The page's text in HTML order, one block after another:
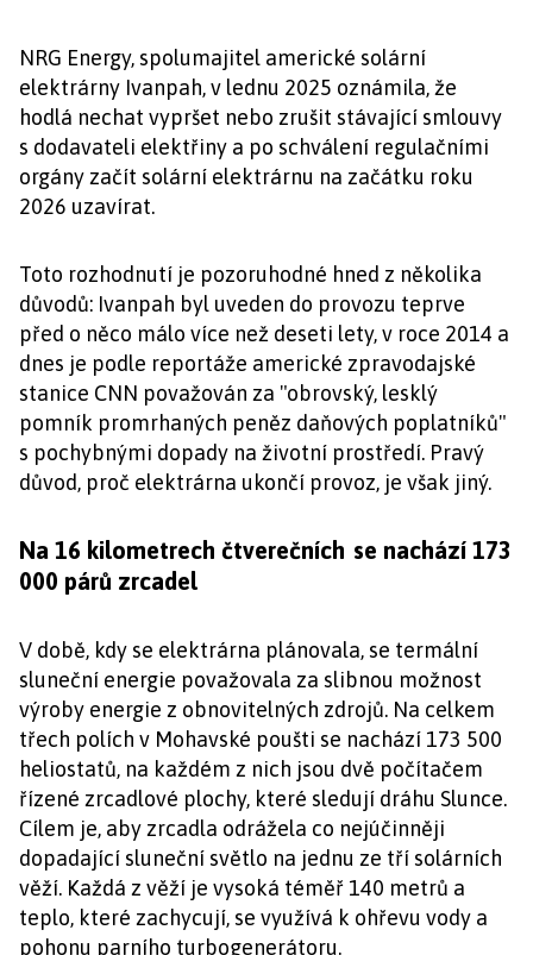
NRG Energy, spolumajitel americké solární
elektrárny Ivanpah, v lednu 2025 oznámila, že
hodlá nechat vypršet nebo zrušit stávající smlouvy
s dodavateli elektřiny a po schválení regulačními
orgány začít solární elektrárnu na začátku roku
2026 uzavírat.
Toto rozhodnutí je pozoruhodné hned z několika
důvodů: Ivanpah byl uveden do provozu teprve
před o něco málo více než deseti lety, v roce 2014 a
dnes je podle reportáže americké zpravodajské
stanice CNN považován za "obrovský, lesklý
pomník promrhaných peněz daňových poplatníků"
s pochybnými dopady na životní prostředí. Pravý
důvod, proč elektrárna ukončí provoz, je však jiný.
Na 16 kilometrech čtverečních se nachází 173
000 párů zrcadel
V době, kdy se elektrárna plánovala, se termální
sluneční energie považovala za slibnou možnost
výroby energie z obnovitelných zdrojů. Na celkem
třech polích v Mohavské poušti se nachází 173 500
heliostatů, na každém z nich jsou dvě počítačem
řízené zrcadlové plochy, které sledují dráhu Slunce.
Cílem je, aby zrcadla odrážela co nejúčinněji
dopadající sluneční světlo na jednu ze tří solárních
věží. Každá z věží je vysoká téměř 140 metrů a
teplo, které zachycují, se využívá k ohřevu vody a
pohonu parního turbogenerátoru.